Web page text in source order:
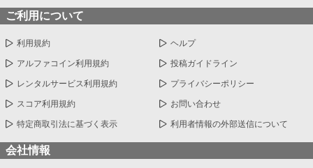
ご利用について
利用規約 ヘルプ
アルファコイン利用規約 投稿ガイドライン
レンタルサービス利用規約 プライバシーポリシー
スコア利用規約 お問い合わせ
特定商取引法に基づく表示 利用者情報の外部送信について
会社情報